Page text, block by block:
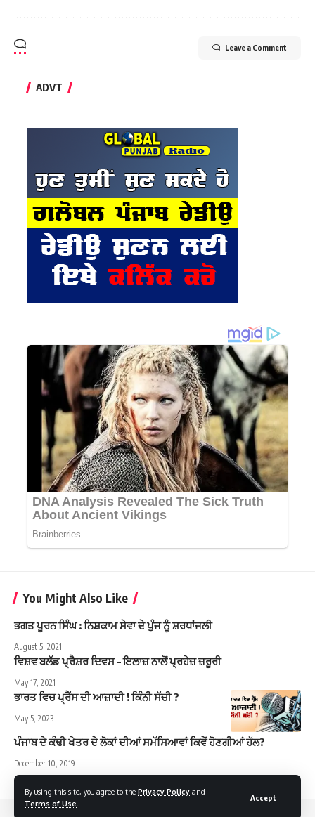
By using this site, you agree to the Privacy Policy and
Terms of Use
Accept
Leave a Comment
ADVT
You Might Also Like
ਭਗਤ ਪੂਰਨ ਸਿੰਘ : ਨਿਸ਼ਕਾਮ ਸੇਵਾ ਦੇ ਪੁੰਜ ਨੂੰ ਸ਼ਰਧਾਂਜਲੀ
August 5, 2021
ਵਿਸ਼ਵ ਬਲੱਡ ਪ੍ਰੈਸ਼ਰ ਦਿਵਸ – ਇਲਾਜ਼ ਨਾਲੋਂ ਪ੍ਰਹੇਜ਼ ਜ਼ਰੂਰੀ
May 17, 2021
ਭਾਰਤ ਵਿਚ ਪ੍ਰੈੱਸ ਦੀ ਆਜ਼ਾਦੀ ! ਕਿੰਨੀ ਸੱਚੀ ?
May 5, 2023
ਪੰਜਾਬ ਦੇ ਕੰਢੀ ਖੇਤਰ ਦੇ ਲੋਕਾਂ ਦੀਆਂ ਸਮੱਸਿਆਵਾਂ ਕਿਵੇਂ ਹੋਣਗੀਆਂ ਹੱਲ?
December 10, 2019